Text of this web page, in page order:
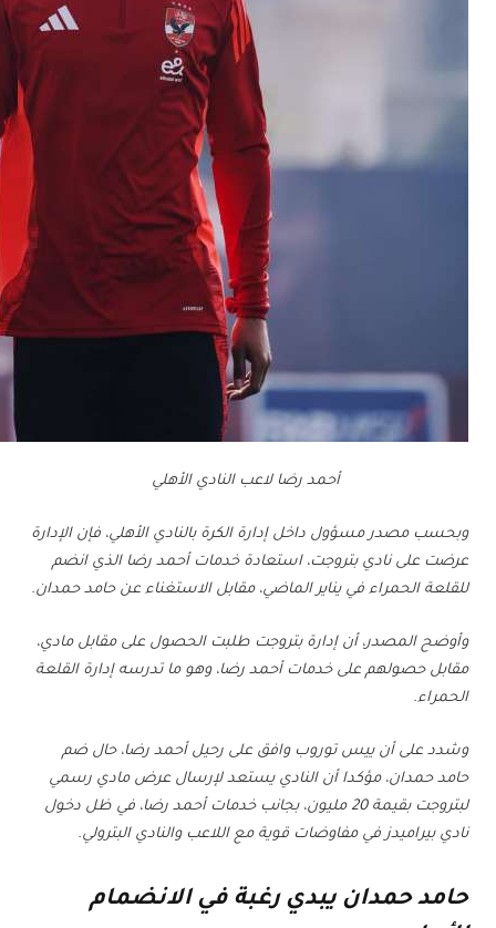
أحمد رضا لاعب النادي الأهلي
وبحسب مصدر مسؤول داخل إدارة الكرة بالنادي الأهلي، فإن الإدارة
عرضت على نادي بتروجت، استعادة خدمات أحمد رضا الذي انضم
للقلعة الحمراء في يناير الماضي، مقابل الاستغناء عن حامد حمدان.
وأوضح المصدر، أن إدارة بتروجت طلبت الحصول على مقابل مادي،
مقابل حصولهم على خدمات أحمد رضا، وهو ما تدرسه إدارة القلعة
الحمراء.
وشدد على أن ييس توروب وافق على رحيل أحمد رضا، حال ضم
حامد حمدان، مؤكدا أن النادي يستعد لإرسال عرض مادي رسمي
لبتروجت بقيمة 20 مليون، بجانب خدمات أحمد رضا، في ظل دخول
نادي بيراميدز في مفاوضات قوية مع اللاعب والنادي البترولي.
حامد حمدان يبدي رغبة في الانضمام